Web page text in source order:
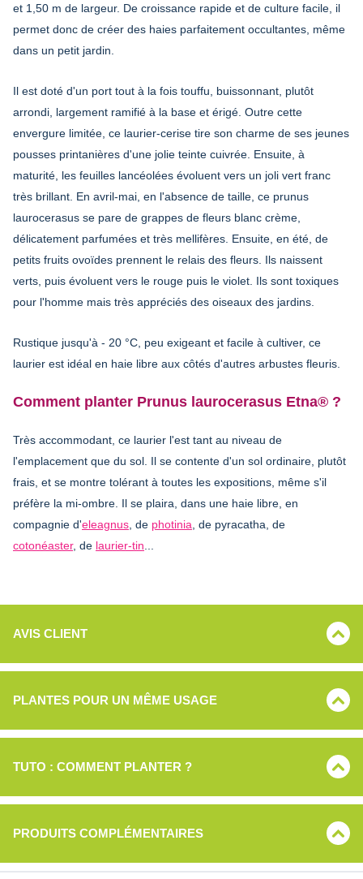
et 1,50 m de largeur. De croissance rapide et de culture facile, il
permet donc de créer des haies parfaitement occultantes, même
dans un petit jardin.
Il est doté d'un port tout à la fois touffu, buissonnant, plutôt
arrondi, largement ramifié à la base et érigé. Outre cette
envergure limitée, ce laurier-cerise tire son charme de ses jeunes
pousses printanières d'une jolie teinte cuivrée. Ensuite, à
maturité, les feuilles lancéolées évoluent vers un joli vert franc
très brillant. En avril-mai, en l'absence de taille, ce prunus
laurocerasus se pare de grappes de fleurs blanc crème,
délicatement parfumées et très mellifères. Ensuite, en été, de
petits fruits ovoïdes prennent le relais des fleurs. Ils naissent
verts, puis évoluent vers le rouge puis le violet. Ils sont toxiques
pour l'homme mais très appréciés des oiseaux des jardins.
Rustique jusqu'à - 20 °C, peu exigeant et facile à cultiver, ce
laurier est idéal en haie libre aux côtés d'autres arbustes fleuris.
Comment planter Prunus laurocerasus Etna® ?
Très accommodant, ce laurier l'est tant au niveau de
l'emplacement que du sol. Il se contente d'un sol ordinaire, plutôt
frais, et se montre tolérant à toutes les expositions, même s'il
préfère la mi-ombre. Il se plaira, dans une haie libre, en
compagnie d'eleagnus , de photinia , de pyracatha, de
cotonéaster, de laurier-tin
AVIS CLIENT
PLANTES POUR UN MÊME USAGE
TUTO : COMMENT PLANTER ?
PRODUITS COMPLÉMENTAIRES